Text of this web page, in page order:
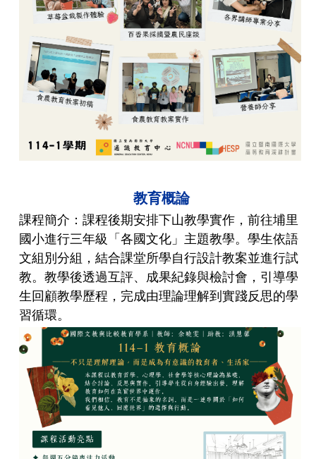
教育概論
課程簡介：課程後期安排下山教學實作，前往埔里
國小進行三年級「各國文化」主題教學。學生依語
文組別分組，結合課堂所學自行設計教案並進行試
教。教學後透過互評、成果紀錄與檢討會，引導學
生回顧教學歷程，完成由理論理解到實踐反思的學
習循環。